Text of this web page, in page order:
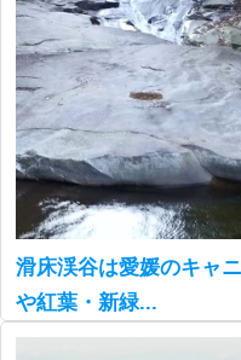
滑床渓谷は愛媛のキャ
や紅葉・新緑...